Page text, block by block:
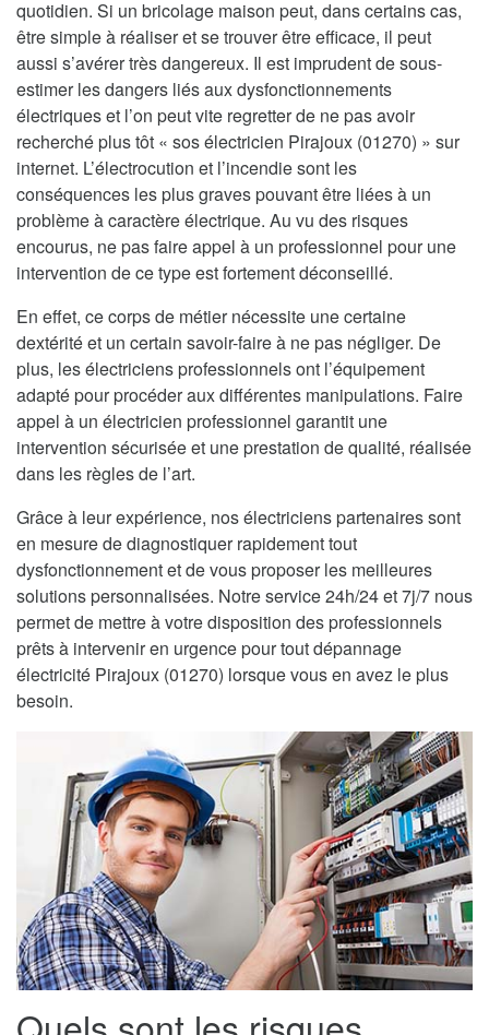
quotidien. Si un bricolage maison peut, dans certains cas,
être simple à réaliser et se trouver être efficace, il peut
aussi s’avérer très dangereux. Il est imprudent de sous-
estimer les dangers liés aux dysfonctionnements
électriques et l’on peut vite regretter de ne pas avoir
recherché plus tôt « sos électricien Pirajoux (01270) » sur
internet. L’électrocution et l’incendie sont les
conséquences les plus graves pouvant être liées à un
problème à caractère électrique. Au vu des risques
encourus, ne pas faire appel à un professionnel pour une
intervention de ce type est fortement déconseillé.
En effet, ce corps de métier nécessite une certaine
dextérité et un certain savoir-faire à ne pas négliger. De
plus, les électriciens professionnels ont l’équipement
adapté pour procéder aux différentes manipulations. Faire
appel à un électricien professionnel garantit une
intervention sécurisée et une prestation de qualité, réalisée
dans les règles de l’art.
Grâce à leur expérience, nos électriciens partenaires sont
en mesure de diagnostiquer rapidement tout
dysfonctionnement et de vous proposer les meilleures
solutions personnalisées. Notre service 24h/24 et 7j/7 nous
permet de mettre à votre disposition des professionnels
prêts à intervenir en urgence pour tout dépannage
électricité Pirajoux (01270) lorsque vous en avez le plus
besoin.